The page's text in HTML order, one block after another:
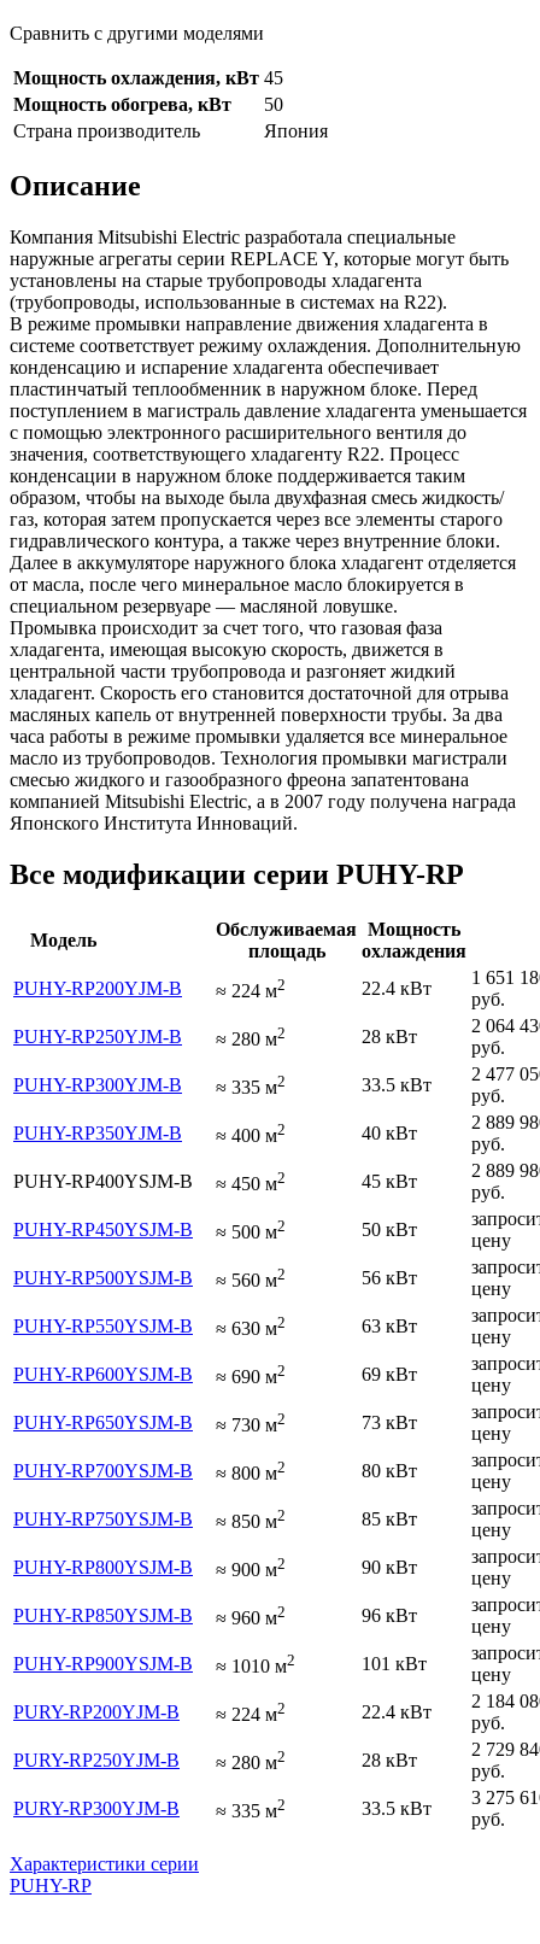
Сравнить с другими моделями
Мощность охлаждения, кВт 45
Мощность обогрева, кВт
50
Страна производитель
Япония
Описание
Компания Mitsubishi Electric разработала специальные
наружные агрегаты серии REPLACE Y, которые могут быть
установлены на старые трубопроводы хладагента
(трубопроводы, использованные в системах на R22).
В режиме промывки направление движения хладагента в
системе соответствует режиму охлаждения. Дополнительную
конденсацию и испарение хладагента обеспечивает
пластинчатый теплообменник в наружном блоке. Перед
поступлением в магистраль давление хладагента уменьшается
с помощью электронного расширительного вентиля до
значения, соответствующего хладагенту R22. Процесс
конденсации в наружном блоке поддерживается таким
образом, чтобы на выходе была двухфазная смесь жидкость/
газ, которая затем пропускается через все элементы старого
гидравлического контура, а также через внутренние блоки.
Далее в аккумуляторе наружного блока хладагент отделяется
от масла, после чего минеральное масло блокируется в
специальном резервуаре — масляной ловушке.
Промывка происходит за счет того, что газовая фаза
хладагента, имеющая высокую скорость, движется в
центральной части трубопровода и разгоняет жидкий
хладагент. Скорость его становится достаточной для отрыва
масляных капель от внутренней поверхности трубы. За два
часа работы в режиме промывки удаляется все минеральное
масло из трубопроводов. Технология промывки магистрали
смесью жидкого и газообразного фреона запатентована
компанией Mitsubishi Electric, а в 2007 году получена награда
Японского Института Инноваций.
Все модификации серии PUHY-RP
Модель
Обслуживаемая
площадь
Мощность
охлаждения
PUHY-RP200YJM-B
≈ 224 м2 22.4 кВт
1 651
руб.
PUHY-RP250YJM-B
≈ 280 м2 28 кВт
2 064
руб.
PUHY-RP300YJM-B
≈ 335 м2 33.5 кВт
2 477
руб.
PUHY-RP350YJM-B
≈ 400 м2 40 кВт
2 889
руб.
PUHY-RP400YSJM-B
≈ 450 м2 45 кВт
2 889
руб.
PUHY-RP450YSJM-B
≈ 500 м2 50 кВт
цену
PUHY-RP500YSJM-B
≈ 560 м2 56 кВт
цену
PUHY-RP550YSJM-B
≈ 630 м2 63 кВт
цену
PUHY-RP600YSJM-B
≈ 690 м2 69 кВт
цену
PUHY-RP650YSJM-B
≈ 730 м2 73 кВт
цену
PUHY-RP700YSJM-B
≈ 800 м2 80 кВт
цену
PUHY-RP750YSJM-B
≈ 850 м2 85 кВт
цену
PUHY-RP800YSJM-B
≈ 900 м2 90 кВт
цену
PUHY-RP850YSJM-B
≈ 960 м2 96 кВт
цену
PUHY-RP900YSJM-B
≈ 1010 м2 101 кВт
цену
PURY-RP200YJM-B
≈ 224 м2 22.4 кВт
2 184
руб.
PURY-RP250YJM-B
≈ 280 м2 28 кВт
2 729
руб.
PURY-RP300YJM-B
≈ 335 м2 33.5 кВт
3 275
руб.
Характеристики серии
PUHY-RP